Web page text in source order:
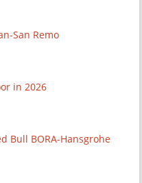
San Remo
in 2026
Bull BORA-Hansgrohe